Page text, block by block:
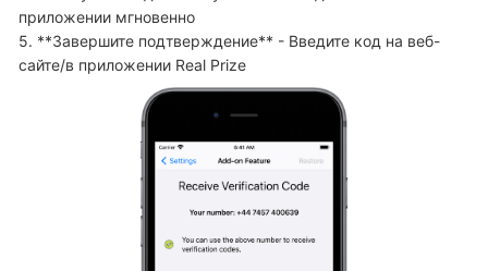
приложении мгновенно
5. **Завершите подтверждение** - Введите код на веб-
сайте/в приложении Real Prize